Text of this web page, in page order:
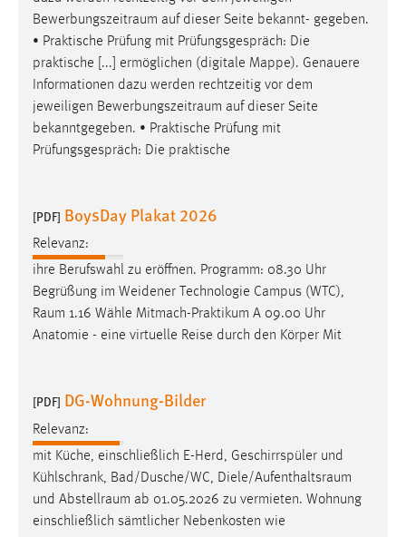
Bewerbungszeitraum auf dieser Seite bekannt- gegeben.
• Praktische Prüfung mit Prüfungsgespräch: Die
praktische [...] ermöglichen (digitale Mappe). Genauere
Informationen dazu werden rechtzeitig vor dem
jeweiligen Bewerbungszeitraum auf dieser Seite
bekanntgegeben. • Praktische Prüfung mit
Prüfungsgespräch: Die praktische
[PDF] BoysDay Plakat 2026
Relevanz:
ihre Berufswahl zu eröffnen. Programm: 08.30 Uhr
Begrüßung im Weidener Technologie Campus (WTC),
Raum 1.16 Wähle Mitmach-Praktikum A 09.00 Uhr
Anatomie - eine virtuelle Reise durch den Körper Mit
[PDF] DG-Wohnung-Bilder
Relevanz:
mit Küche, einschließlich E-Herd, Geschirrspüler und
Kühlschrank, Bad/Dusche/WC, Diele/Aufenthaltsraum
und Abstellraum ab 01.05.2026 zu vermieten. Wohnung
einschließlich sämtlicher Nebenkosten wie
EXTERNE MEDIEN
Um Inhalte von Videoplattformen und Social Media
Plattformen anzeigen zu können, werden von diesen
externen Medien Cookies gesetzt.
YouTube